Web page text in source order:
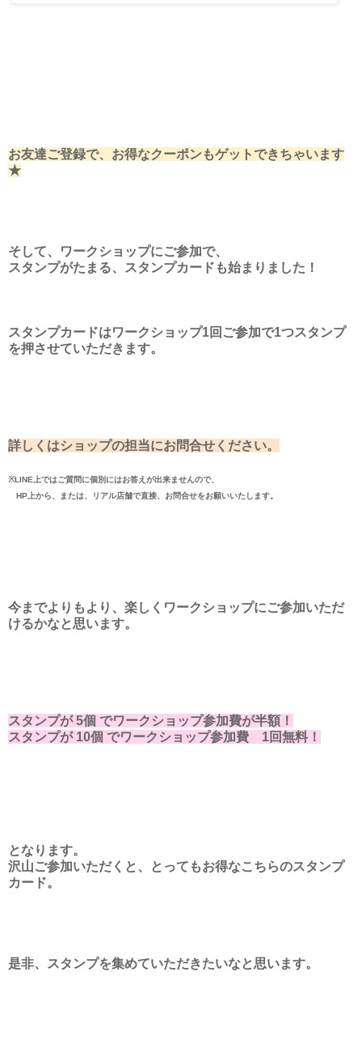
お友達ご登録で、お得なクーポンもゲットできちゃいます
★
そして、ワークショップにご参加で、
スタンプがたまる、スタンプカードも始まりました！
スタンプカードはワークショップ1回ご参加で1つスタンプ
を押させていただきます。
詳しくはショップの担当にお問合せください。
※LINE上ではご質問に個別にはお答えが出来ませんので、
HP上から、または、リアル店舗で直接、お問合せをお願いいたします。
今までよりもより、楽しくワークショップにご参加いただ
けるかなと思います。
スタンプが 5個 でワークショップ参加費が半額！
スタンプが 10個 でワークショップ参加費 1回無料！
となります。
沢山ご参加いただくと、とってもお得なこちらのスタンプ
カード。
是非、スタンプを集めていただきたいなと思います。